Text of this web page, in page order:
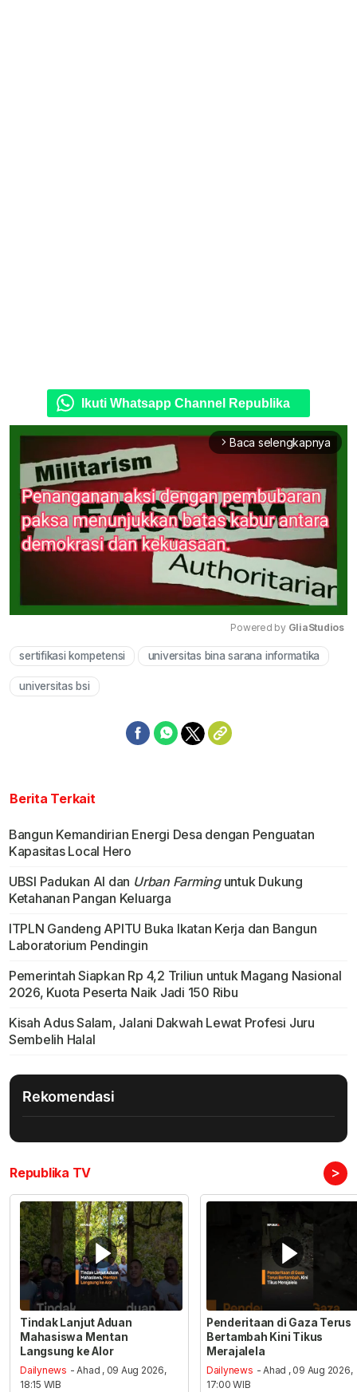
Ikuti Whatsapp Channel Republika
arrow_forward_ios Baca selengkapnya
Mute
Powered by GliaStudios
sertifikasi kompetensi universitas bina sarana informatika
universitas bsi
Berita Terkait
Bangun Kemandirian Energi Desa dengan Penguatan
Kapasitas Local Hero
UBSI Padukan AI dan Urban Farminguntuk Dukung
Ketahanan Pangan Keluarga
ITPLN Gandeng APITU Buka Ikatan Kerja dan Bangun
Laboratorium Pendingin
Pemerintah Siapkan Rp 4,2 Triliun untuk Magang Nasional
2026, Kuota Peserta Naik Jadi 150 Ribu
Kisah Adus Salam, Jalani Dakwah Lewat Profesi Juru
Sembelih Halal
Rekomendasi
Republika TV >
Tindak Lanjut Aduan
Mahasiswa Mentan
Langsung ke Alor
Dailynews - Ahad , 09 Aug 2026,
18:15 WIB
Penderitaan di Gaza Terus
Bertambah Kini Tikus
Merajalela
Dailynews - Ahad , 09 Aug 2026,
17:00 WIB